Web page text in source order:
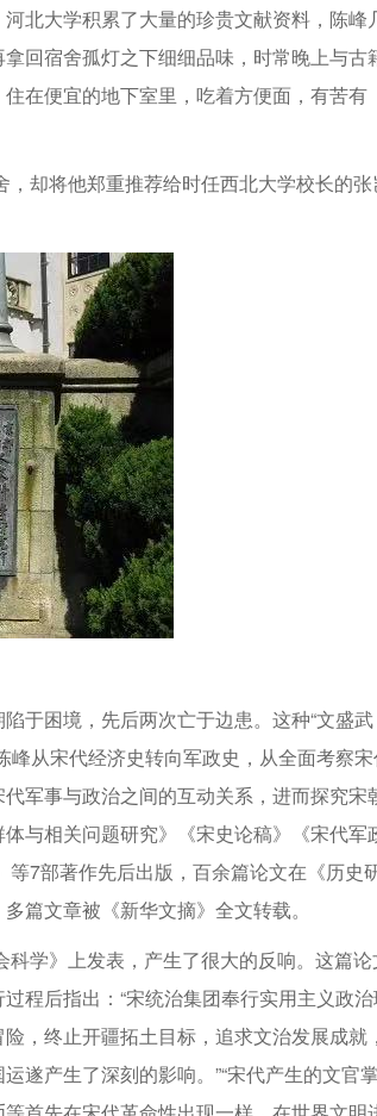
北大学积累了大量的珍贵文献资料，陈峰
回宿舍孤灯之下细细品味，时常晚上与古
在便宜的地下室里，吃着方便面，有苦有
却将他郑重推荐给时任西北大学校长的张
于困境，先后两次亡于边患。这种“文盛武
从宋代经济史转向军政史，从全面考察
军事与政治之间的互动关系，进而探究宋
与相关问题研究》《宋史论稿》《宋代军
7部著作先后出版，百余篇论文在《历史
篇文章被《新华文摘》全文转载。
学》上发表，产生了很大的反响。这篇论
程后指出：“宋统治集团奉行实用主义政
，终止开疆拓土目标，追求文治发展成就，
遂产生了深刻的影响。”“宋代产生的文官